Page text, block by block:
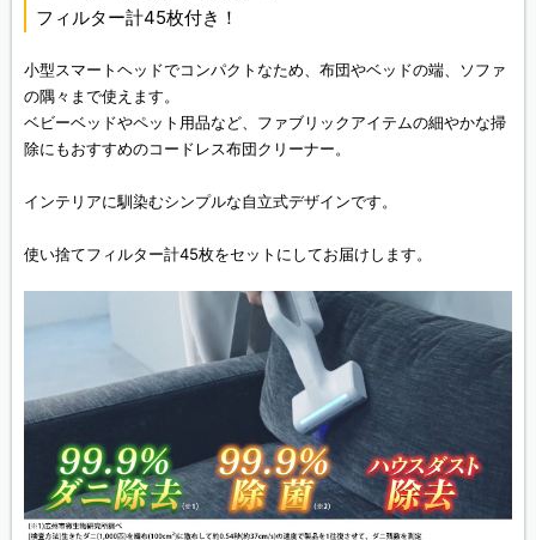
フィルター計45枚付き！
小型スマートヘッドでコンパクトなため、布団やベッドの端、ソファ
の隅々まで使えます。
ベビーベッドやペット用品など、ファブリックアイテムの細やかな掃
除にもおすすめのコードレス布団クリーナー。
インテリアに馴染むシンプルな自立式デザインです。
使い捨てフィルター計45枚をセットにしてお届けします。